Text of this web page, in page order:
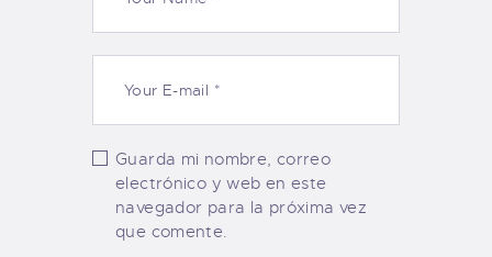
Guarda mi nombre, correo
electrónico y web en este
navegador para la próxima vez
que comente.